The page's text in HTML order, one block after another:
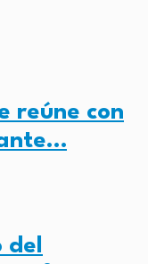
reúne con